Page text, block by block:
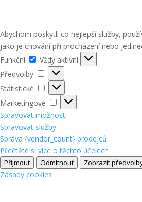
Abychom poskytli co nejlepší služby,
jako je chování při procházení nebo
Funkční
Funkční
Vždy aktivní
Předvolby
Předvolby
Statistické
Statistické
Marketingové
Marketingové
Spravovat možnosti
Spravovat služby
Správa {vendor_count} prodejců
Přečtěte si více o těchto účelech
Přijmout Odmítnout Zobrazit
Zásady cookies